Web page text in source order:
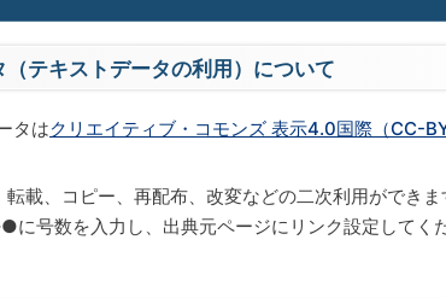
テキストデータの利用）について
タはクリエイティブ・コモンズ 表示4.0国際（CC-
載、コピー、再配布、改変などの二次利用ができま
に号数を入力し、出典元ページにリンク設定してく